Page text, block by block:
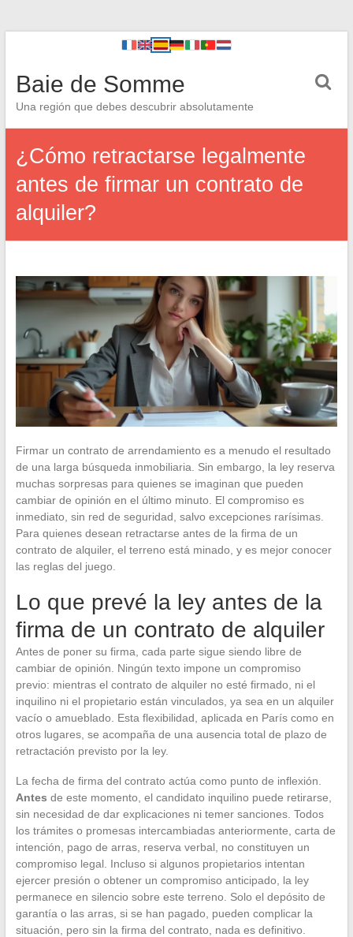
Baie de Somme
Una región que debes descubrir absolutamente
¿Cómo retractarse legalmente
antes de firmar un contrato de
alquiler?
Firmar un contrato de arrendamiento es a menudo el resultado
de una larga búsqueda inmobiliaria. Sin embargo, la ley reserva
muchas sorpresas para quienes se imaginan que pueden
cambiar de opinión en el último minuto. El compromiso es
inmediato, sin red de seguridad, salvo excepciones rarísimas.
Para quienes desean retractarse antes de la firma de un
contrato de alquiler, el terreno está minado, y es mejor conocer
las reglas del juego.
Lo que prevé la ley antes de la
firma de un contrato de alquiler
Antes de poner su firma, cada parte sigue siendo libre de
cambiar de opinión. Ningún texto impone un compromiso
previo: mientras el contrato de alquiler no esté firmado, ni el
inquilino ni el propietario están vinculados, ya sea en un alquiler
vacío o amueblado. Esta flexibilidad, aplicada en París como en
otros lugares, se acompaña de una ausencia total de plazo de
retractación previsto por la ley.
La fecha de firma del contrato actúa como punto de inflexión.
Antes de este momento, el candidato inquilino puede retirarse,
sin necesidad de dar explicaciones ni temer sanciones. Todos
los trámites o promesas intercambiadas anteriormente, carta de
intención, pago de arras, reserva verbal, no constituyen un
compromiso legal. Incluso si algunos propietarios intentan
ejercer presión o obtener un compromiso anticipado, la ley
permanece en silencio sobre este terreno. Solo el depósito de
garantía o las arras, si se han pagado, pueden complicar la
situación, pero sin la firma del contrato, nada es definitivo.